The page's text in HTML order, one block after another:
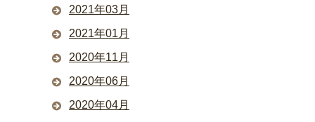
2021年03月
2021年01月
2020年11月
2020年06月
2020年04月